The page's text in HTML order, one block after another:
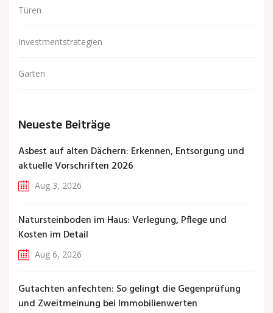
Türen
Investmentstrategien
Garten
Neueste Beiträge
Asbest auf alten Dächern: Erkennen, Entsorgung und
aktuelle Vorschriften 2026
Aug 3, 2026
Natursteinboden im Haus: Verlegung, Pflege und
Kosten im Detail
Aug 6, 2026
Gutachten anfechten: So gelingt die Gegenprüfung
und Zweitmeinung bei Immobilienwerten